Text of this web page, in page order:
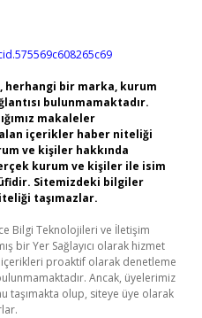
herhangi bir marka, kurum
bulunmamaktadır.
makaleler
içerikler haber niteliği
ve kişiler hakkında
kurum ve kişiler ile isim
Sitemizdeki bilgiler
taşımazlar.
Bilgi Teknolojileri ve İletişim
bir Yer Sağlayıcı olarak hizmet
proaktif olarak denetleme
Ancak, üyelerimiz
taşımakta olup, siteye üye olarak